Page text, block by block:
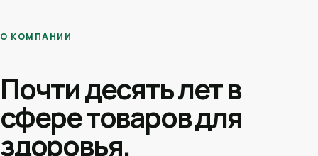
О КОМПАНИИ
Почти десять лет в
сфере товаров для
здоровья.